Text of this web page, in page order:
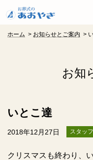
ホーム > お知らせとご案内 >
お知
いとこ達
2018年12月27日 スタッ
クリスマスも終わり、